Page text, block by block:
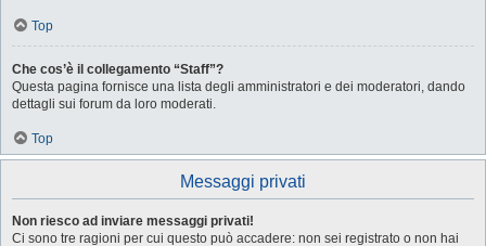
Top
Che cos’è il collegamento “Staff”?
Questa pagina fornisce una lista degli amministratori e dei moderatori, dando
dettagli sui forum da loro moderati.
Top
Messaggi privati
Non riesco ad inviare messaggi privati!
Ci sono tre ragioni per cui questo può accadere: non sei registrato o non hai